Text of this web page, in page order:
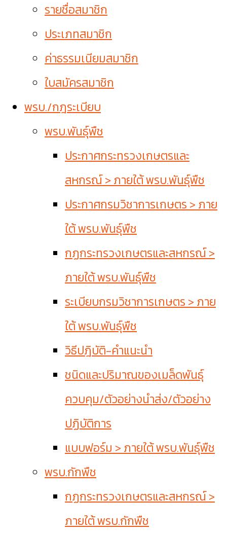
รายชื่อสมาชิก
ประเภทสมาชิก
ค่าธรรมเนียมสมาชิก
ใบสมัครสมาชิก
พรบ./กฎระเบียบ
พรบ.พันธุ์พืช
ประกาศกระทรวงเกษตรและ
สหกรณ์ > ภายใต้ พรบ.พันธุ์พืช
ประกาศกรมวิชาการเกษตร > ภาย
ใต้ พรบ.พันธุ์พืช
กฏกระทรวงเกษตรและสหกรณ์ >
ภายใต้ พรบ.พันธุ์พืช
ระเบียบกรมวิชาการเกษตร > ภาย
ใต้ พรบ.พันธุ์พืช
วิธีปฎิบัติ-คำแนะนำ
ชนิดและปริมาณของเมล็ดพันธุ์
ควบคุม/ตัวอย่างนำส่ง/ตัวอย่าง
ปฏิบัติการ
แบบฟอร์ม > ภายใต้ พรบ.พันธุ์พืช
พรบ.กักพืช
กฏกระทรวงเกษตรและสหกรณ์ >
ภายใต้ พรบ.กักพืช